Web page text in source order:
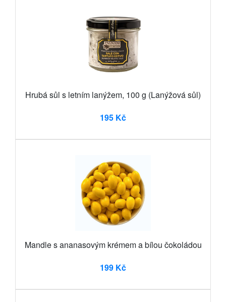
Hrubá sůl s letním lanýžem, 100 g (Lanýžová sůl)
195 Kč
Mandle s ananasovým krémem a bílou čokoládou
199 Kč